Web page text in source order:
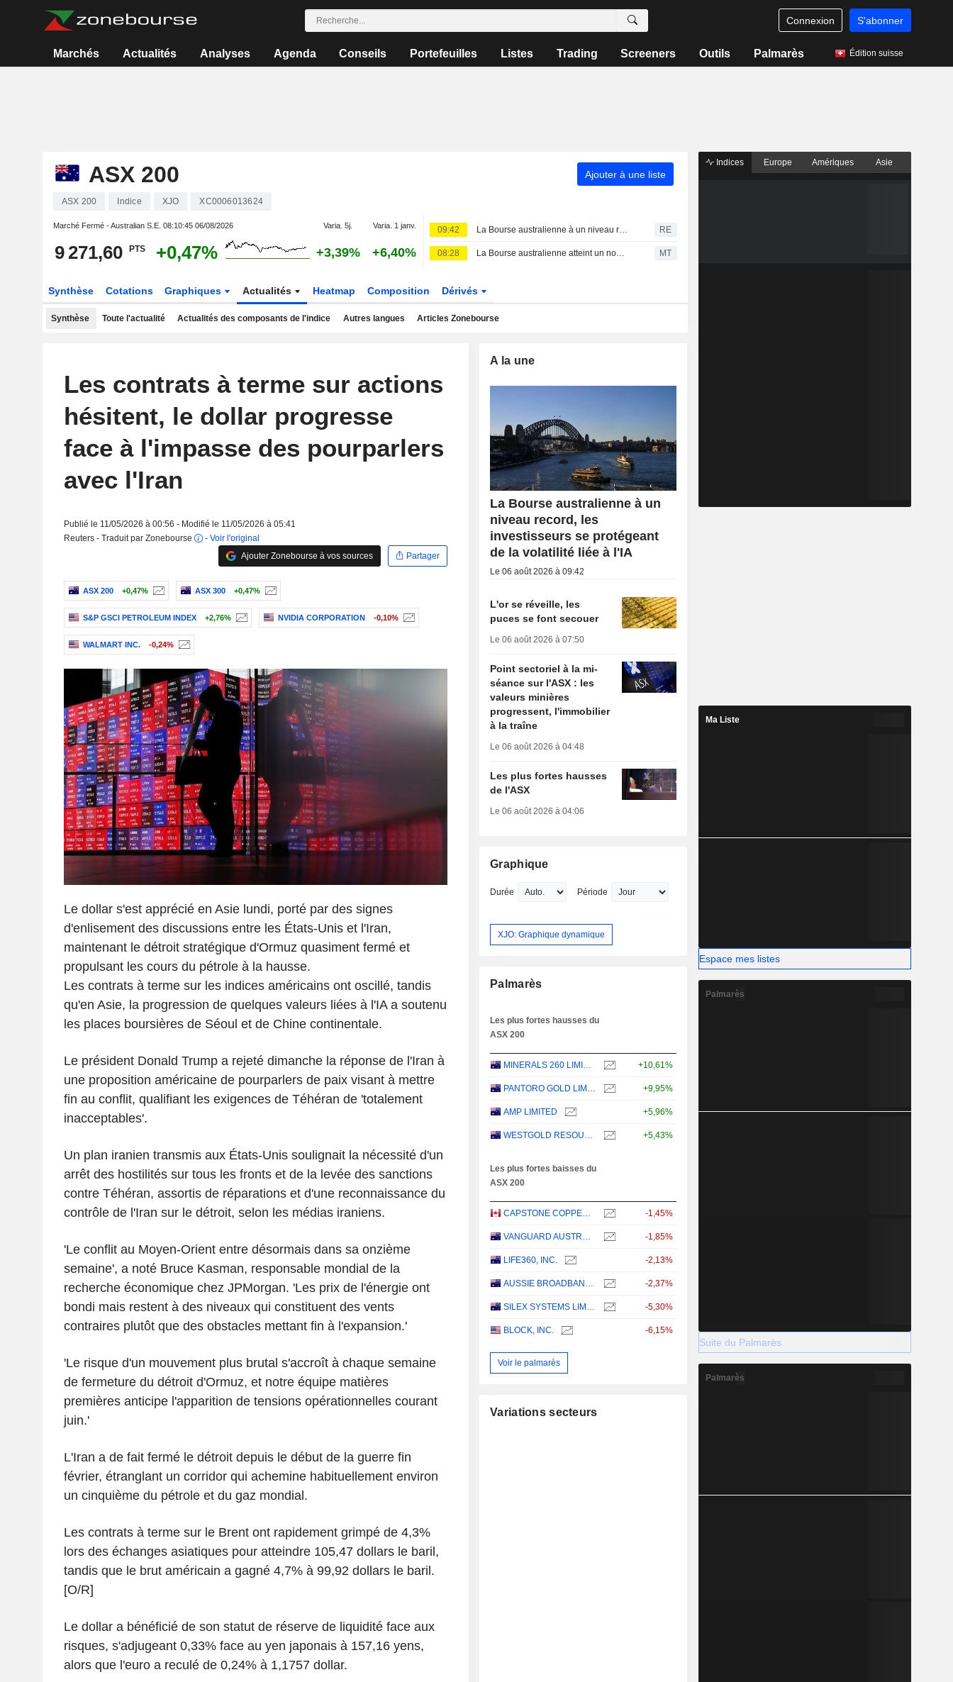
Connexion S'abonner
Marchés Actualités Analyses Agenda Conseils Portefeuilles Listes Trading Screeners Outils Palmarès Édition suisse
ASX 200 Ajouter à une liste
ASX 200 Indice XJO XC0006013624
Marché Fermé - Australian S.E. 08:10:45 06/08/2026 Varia. 5j. Varia. 1 janv.
9 271,60 PTS +0,47% +3,39% +6,40%
09:42 La Bourse australienne à un niveau record, les investisseurs se protégeant de la volatilité liée à l'IA RE
08:28 La Bourse australienne atteint un nouveau record historique ; le bénéfice par action et le chiffre d'affaires de REA Group en hausse pour l'exercice 2026 MT
Synthèse Cotations Graphiques Actualités Heatmap Composition Dérivés
Synthèse Toute l'actualité Actualités des composants de l'indice Autres langues Articles Zonebourse
Les contrats à terme sur actions
hésitent, le dollar progresse
face à l'impasse des pourparlers
avec l'Iran
Publié le 11/05/2026 à 00:56 - Modifié le 11/05/2026 à 05:41
Reuters - Traduit par Zonebourse
- Voir l'original
Ajouter Zonebourse à vos sources
Partager
ASX 200 +0,47% ASX 300 +0,47%
S&P GSCI PETROLEUM INDEX +2,76% NVIDIA CORPORATION -0,10%
WALMART INC. -0,24%
Le dollar s'est apprécié en Asie lundi, porté par des signes
d'enlisement des discussions entre les États-Unis et l'Iran,
maintenant le détroit stratégique d'Ormuz quasiment fermé et
propulsant les cours du pétrole à la hausse.
Les contrats à terme sur les indices américains ont oscillé, tandis
qu'en Asie, la progression de quelques valeurs liées à l'IA a soutenu
les places boursières de Séoul et de Chine continentale.
Le président Donald Trump a rejeté dimanche la réponse de l'Iran à
une proposition américaine de pourparlers de paix visant à mettre
fin au conflit, qualifiant les exigences de Téhéran de 'totalement
inacceptables'.
Un plan iranien transmis aux États-Unis soulignait la nécessité d'un
arrêt des hostilités sur tous les fronts et de la levée des sanctions
contre Téhéran, assortis de réparations et d'une reconnaissance du
contrôle de l'Iran sur le détroit, selon les médias iraniens.
'Le conflit au Moyen-Orient entre désormais dans sa onzième
semaine', a noté Bruce Kasman, responsable mondial de la
recherche économique chez JPMorgan. 'Les prix de l'énergie ont
bondi mais restent à des niveaux qui constituent des vents
contraires plutôt que des obstacles mettant fin à l'expansion.'
'Le risque d'un mouvement plus brutal s'accroît à chaque semaine
de fermeture du détroit d'Ormuz, et notre équipe matières
premières anticipe l'apparition de tensions opérationnelles courant
juin.'
L'Iran a de fait fermé le détroit depuis le début de la guerre fin
février, étranglant un corridor qui achemine habituellement environ
un cinquième du pétrole et du gaz mondial.
Les contrats à terme sur le Brent ont rapidement grimpé de 4,3%
lors des échanges asiatiques pour atteindre 105,47 dollars le baril,
tandis que le brut américain a gagné 4,7% à 99,92 dollars le baril.
[O/R]
Le dollar a bénéficié de son statut de réserve de liquidité face aux
risques, s'adjugeant 0,33% face au yen japonais à 157,16 yens,
alors que l'euro a reculé de 0,24% à 1,1757 dollar.
A la une
La Bourse australienne à un
niveau record, les
investisseurs se protégeant
de la volatilité liée à l'IA
Le 06 août 2026 à 09:42
L'or se réveille, les
puces se font secouer
Le 06 août 2026 à 07:50
Point sectoriel à la mi-
séance sur l'ASX : les
valeurs minières
progressent, l'immobilier
à la traîne
Le 06 août 2026 à 04:48
Les plus fortes hausses
de l'ASX
Le 06 août 2026 à 04:06
Graphique
Durée Période
XJO: Graphique dynamique
Palmarès
Les plus fortes hausses du
ASX 200
MINERALS 260 LIMITED +10,61%
PANTORO GOLD LIMITED +9,95%
AMP LIMITED +5,96%
WESTGOLD RESOURCES LIMITED +5,43%
Les plus fortes baisses du
ASX 200
CAPSTONE COPPER CORP. -1,45%
VANGUARD AUSTRALIAN PROPERTY SECURITIES INDEX ETF -1,85%
LIFE360, INC. -2,13%
AUSSIE BROADBAND LIMITED -2,37%
SILEX SYSTEMS LIMITED -5,30%
BLOCK, INC. -6,15%
Voir le palmarès
Variations secteurs
Indices Europe Amériques Asie
Ma Liste
Espace mes listes
Palmarès
Suite du Palmarès
Palmarès